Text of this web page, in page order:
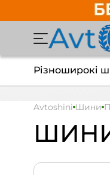
Різноширокі
Avtoshini Шини
ШИНИ